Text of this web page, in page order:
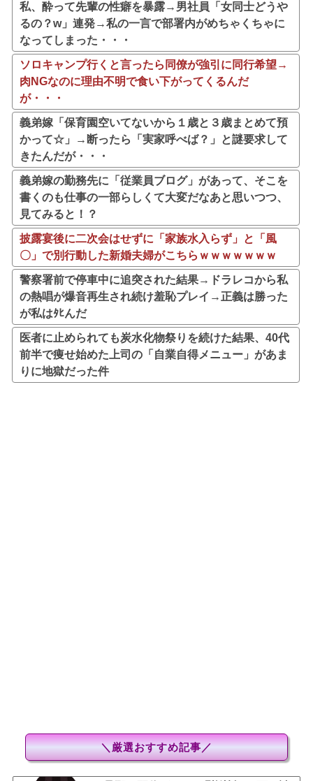
私、酔って先輩の性癖を暴露→男社員「女同士どうや
るの？w」連発→私の一言で部署内がめちゃくちゃに
なってしまった・・・
ソロキャンプ行くと言ったら同僚が強引に同行希望→
肉NGなのに理由不明で食い下がってくるんだ
が・・・
義弟嫁「保育園空いてないから１歳と３歳まとめて預
かって☆」→断ったら「実家呼べば？」と謎要求して
きたんだが・・・
義弟嫁の勤務先に「従業員ブログ」があって、そこを
書くのも仕事の一部らしくて大変だなあと思いつつ、
見てみると！？
披露宴後に二次会はせずに「家族水入らず」と「風
〇」で別行動した新婚夫婦がこちらｗｗｗｗｗｗｗ
警察署前で停車中に追突された結果→ドラレコから私
の熱唱が爆音再生され続け羞恥プレイ→正義は勝った
が私はﾀﾋんだ
医者に止められても炭水化物祭りを続けた結果、40代
前半で痩せ始めた上司の「自業自得メニュー」があま
りに地獄だった件
＼厳選おすすめ記事／